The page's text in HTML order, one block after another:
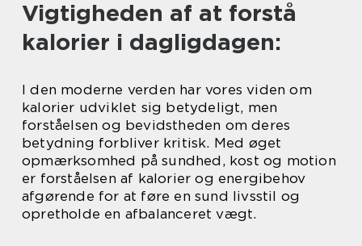
Vigtigheden af at forstå
kalorier i dagligdagen:
I den moderne verden har vores viden om
kalorier udviklet sig betydeligt, men
forståelsen og bevidstheden om deres
betydning forbliver kritisk. Med øget
opmærksomhed på sundhed, kost og motion
er forståelsen af kalorier og energibehov
afgørende for at føre en sund livsstil og
opretholde en afbalanceret vægt.